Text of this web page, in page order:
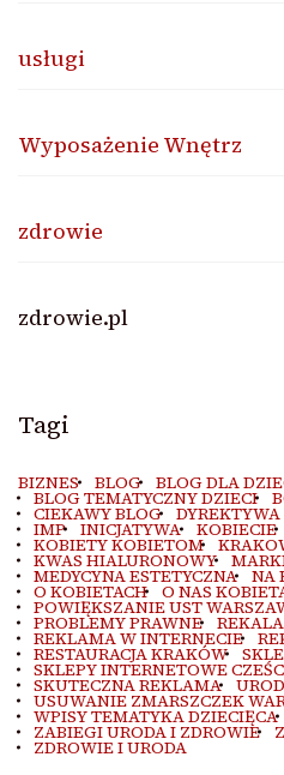
usługi
Wyposażenie Wnętrz
zdrowie
zdrowie.pl
Tagi
BIZNES BLOG BLOG DLA
BLOG TEMATYCZNY DZIECI
CIEKAWY BLOG
IMP INICJATYWA KOBIECIE
KOBIETY KOBIETOM
KWAS HIALURONOWY
MEDYCYNA ESTETYCZNA NA
O KOBIETACH O NAS
POWIĘKSZANIE UST
PROBLEMY PRAWNE
REKLAMA W INTERNECIE
RESTAURACJA KRAKÓW
SKLEPY INTERNETOWE
SKUTECZNA REKLAMA
USUWANIE ZMARSZCZEK
WPISY TEMATYKA DZIECIĘCA
ZABIEGI URODA I ZDROWIE
ZDROWIE I URODA